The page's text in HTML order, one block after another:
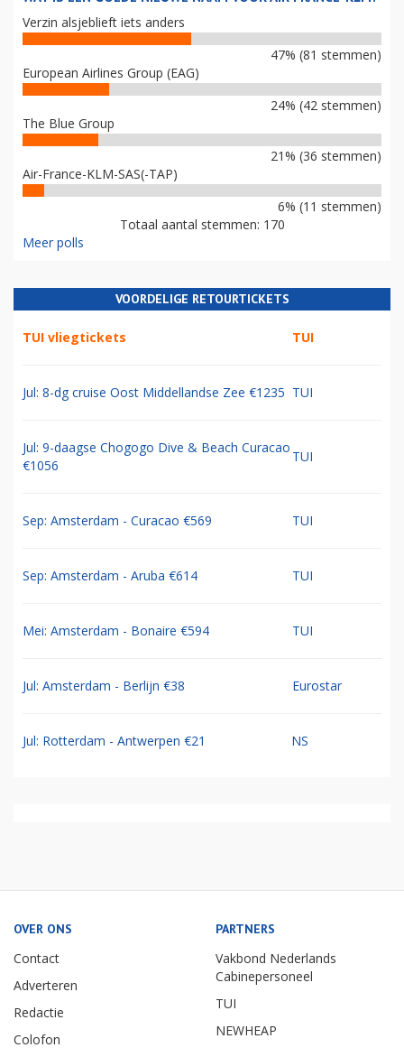
Verzin alsjeblieft iets anders
47% (81 stemmen)
European Airlines Group (EAG)
24% (42 stemmen)
The Blue Group
21% (36 stemmen)
Air-France-KLM-SAS(-TAP)
6% (11 stemmen)
Totaal aantal stemmen: 170
Meer polls
VOORDELIGE RETOURTICKETS
TUI vliegtickets TUI
Jul: 8-dg cruise Oost Middellandse Zee €1235 TUI
Jul: 9-daagse Chogogo Dive & Beach Curacao
€1056
TUI
Sep: Amsterdam - Curacao €569 TUI
Sep: Amsterdam - Aruba €614 TUI
Mei: Amsterdam - Bonaire €594 TUI
Jul: Amsterdam - Berlijn €38 Eurostar
Jul: Rotterdam - Antwerpen €21 NS
OVER ONS
Contact
Adverteren
Redactie
Colofon
PARTNERS
Vakbond Nederlands
Cabinepersoneel
TUI
NEWHEAP